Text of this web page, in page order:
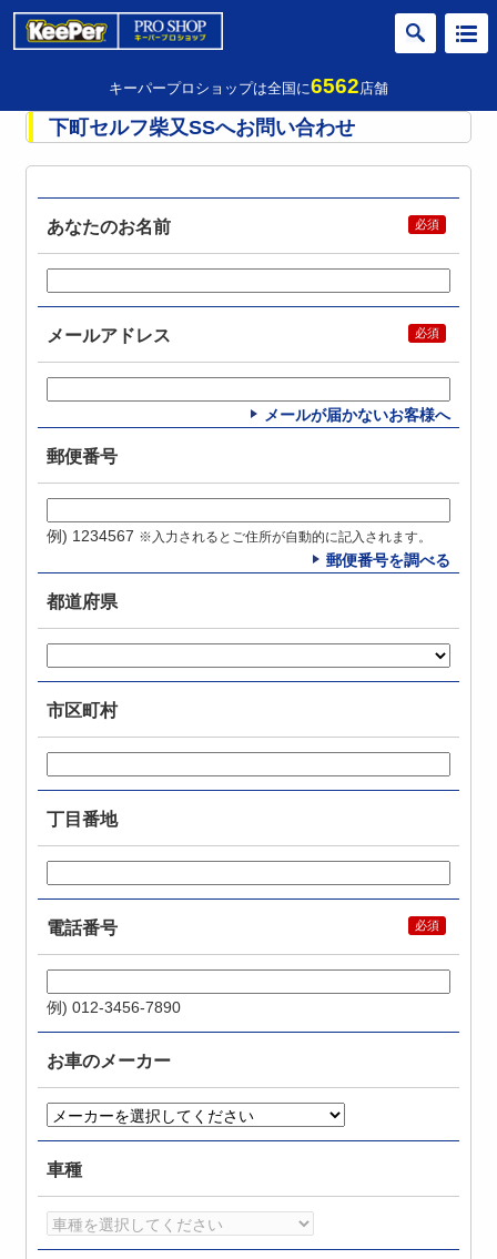
キーパープロショップは全国に6562店舗
下町セルフ柴又SSへお問い合わせ
あなたのお名前
メールアドレス
メールが届かないお客様へ
郵便番号
例) 1234567 ※入力されるとご住所が自動的に記入されます。
郵便番号を調べる
都道府県
市区町村
丁目番地
電話番号
例) 012-3456-7890
お車のメーカー
車種